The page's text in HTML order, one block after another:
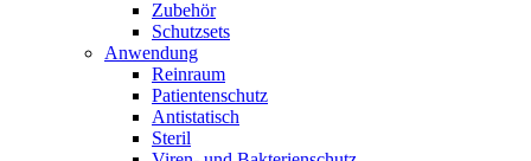
Zubehör
Schutzsets
Anwendung
Reinraum
Patientenschutz
Antistatisch
Steril